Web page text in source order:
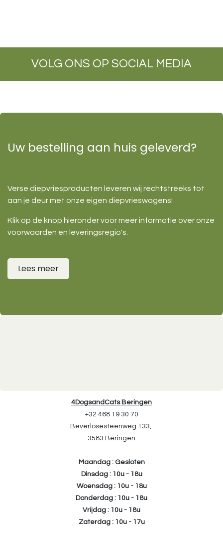
VOLG ONS OP SOCIAL MEDIA
Uw bestelling aan huis geleverd?
Verse diepvriesproducten leveren wij rechtstreeks tot
aan je deur met onze eigen diepvrieswagens!
Klik op de knop hieronder voor meer informatie over onze
voorwaarden en leveringsregio's.
Lees meer
4DogsandCats Beringen
+32 468 19 30 70
Beverlosesteenweg 133,
3583 Beringen
Maandag : Gesloten
Dinsdag : 10u - 18u
Woensdag : 10u - 18u
Donderdag : 10u - 18u
Vrijdag : 10u - 18u
Zaterdag : 10u - 17u